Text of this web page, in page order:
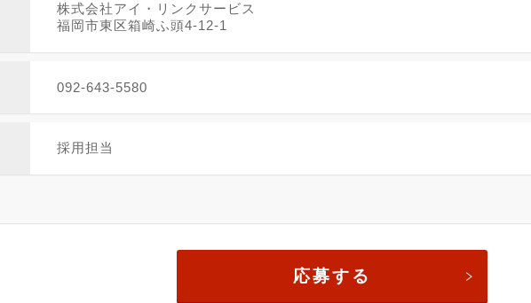
株式会社アイ・リンクサービス
福岡市東区箱崎ふ頭4-12-1
092-643-5580
採用担当
応募する